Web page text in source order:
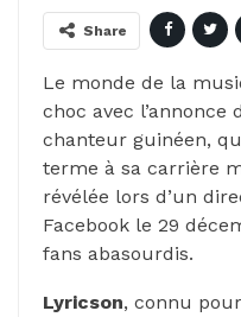
Share
Le monde de la
choc avec l’annonce
chanteur guinéen,
terme à sa carrière
révélée lors d’un
Facebook le 29
fans abasourdis.
Lyricson, connu